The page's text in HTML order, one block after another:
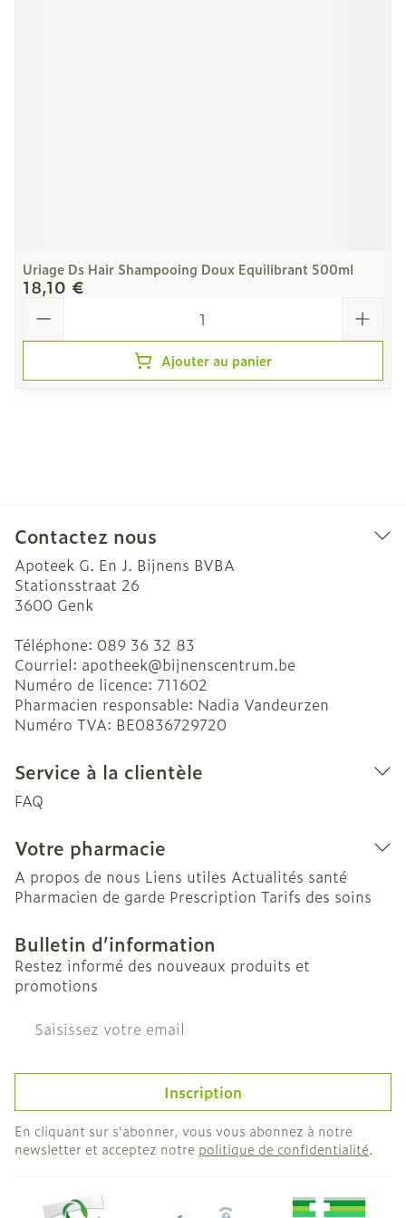
Uriage Ds Hair Shampooing Doux Equilibrant 500ml
18,10 €
Ajouter au panier
Contactez nous
Apoteek G. En J. Bijnens BVBA
Stationsstraat 26
3600 Genk
Téléphone: 089 36 32 83
Courriel: apotheek@bijnenscentrum.be
Numéro de licence: 711602
Pharmacien responsable: Nadia Vandeurzen
Numéro TVA: BE0836729720
Service à la clientèle
FAQ
Votre pharmacie
A propos de nous Liens utiles Actualités santé
Pharmacien de garde Prescription Tarifs des soins
Bulletin d’information
Restez informé des nouveaux produits et
promotions
Adresse mail
Inscription
En cliquant sur s'abonner, vous vous abonnez à notre
newsletter et acceptez notre politique de confidentialité.